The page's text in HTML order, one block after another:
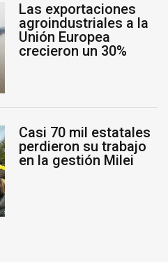
Las exportaciones
agroindustriales a la
Unión Europea
crecieron un 30%
Casi 70 mil estatales
perdieron su trabajo
en la gestión Milei